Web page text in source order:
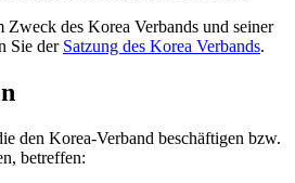
Zweck des Korea Verbands und seiner
Sie der Satzung des Korea Verbands.
den Korea-Verband beschäftigen bzw.
betreffen: